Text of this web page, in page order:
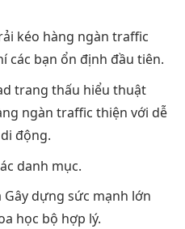
kéo hàng ngàn traffic
các bạn ổn định đầu tiên.
trang thấu hiểu thuật
ngàn traffic thiện với dễ
di động.
danh mục.
Gây dựng sức mạnh lớn
học bộ hợp lý.